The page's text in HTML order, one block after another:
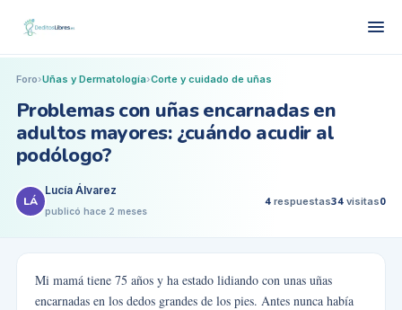
Foro›Uñas y Dermatología›Corte y cuidado de uñas
Problemas con uñas encarnadas en
adultos mayores: ¿cuándo acudir al
podólogo?
LÁ
Lucía Álvarez
publicó hace 2 meses
4 respuestas34 visitas0
Mi mamá tiene 75 años y ha estado lidiando con unas uñas
encarnadas en los dedos grandes de los pies. Antes nunca había